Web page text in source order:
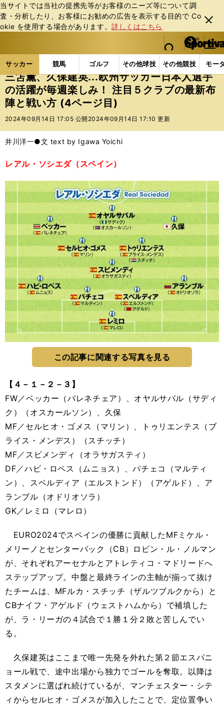
当サイトでは当社の提携先等がお客様のニーズ等について調
査・分析したり、お客様にお勧めの広告を表⽰する⽬的で Co
okie を使⽤する場合があります。詳しくはこちら
閉じ
る
web Sportiva (webスポルティーバ)
検索
マイペ
ー
ジ
メニュ
サッカー 競馬 ゴルフ その他球技 その他競技 モー
ス
ポ
ル
テ
ー
バ
サッカーの記事一覧 海外サッカー 海外サッカー
三笘薫、久保建英...欧州サッカー日本人選手
の活躍が毎週楽しみ！ 注目５クラブの最新布
陣と戦い方 (4ページ目)
2024年09月14日 17:05 公開 2024年09月14日 17:10 更新
井川洋一●文 text by Igawa Yoichi
レアル・ソシエダ（スペイン）
この記事に関連する写真を見る
【４－１－２－３】
FW／ベッカー（バレネチェア）、オヤルサバル（サディ
ク）（オスカールソン）、久保
MF／セルヒオ・ゴメス（マリン）、トゥリエンテス（ブ
ライス・メンデス）（スチッチ）
MF／スビメンディ（オラサガスティ）
DF／ハビ・ロペス（ムニョス）、パチェコ（マルティ
ン）、スベルディア（エルストンド）（アゲルド）、ア
ランブル（オドリオソラ）
GK／レミロ（マレロ）
EURO2024でスペインの優勝に貢献したMFミケル・
メリーノとセンターバック（CB）ロビン・ル・ノルマン
が、それぞれアーセナルとアトレティコ・マドリードへ
ステップアップ。中盤と最終ラインの主軸が揃って抜け
たチームは、MFルカ・スチッチ（ザルツブルクから）と
CBナイフ・アゲルド（ウェストハムから）で補填した
が、ラ・リーガの４試合で１勝１分２敗と苦しんでい
る。
久保建英はここまで唯一先発を外れた第２節エスパニ
ョール戦で、途中出場から独力でゴールを奪取。以降は
スタメンに選ばれ続けているが、マンチェスター・シテ
ィからセルヒオ・ゴメスが加入したことで、定位置争い